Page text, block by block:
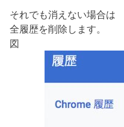
それでも消えない場合は
全履歴を削除します。
図